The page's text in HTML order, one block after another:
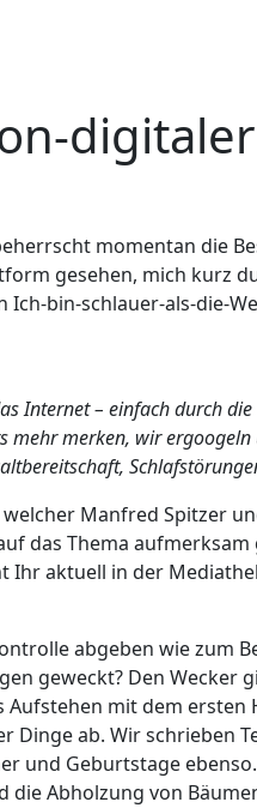
momentan die
gesehen, mich kurz
bin-schlauer-als-die-
Internet – einfach durch
mehr merken, wir
welcher Manfred Spitzer
das Thema
Ihr aktuell in der
abgeben wie zum
geweckt? Den Wecker
mit dem ersten
Dinge ab. Wir schrieben
und Geburtstage
Abholzung von